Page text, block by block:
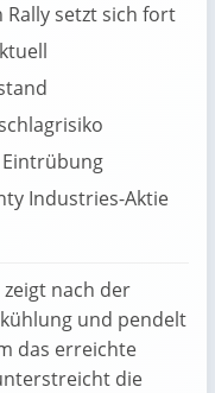
setzt sich fort
Industries-Aktie
nach der
und pendelt
das erreichte
die